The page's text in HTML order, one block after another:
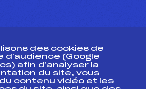
des cookies de
d’audience (Google
afin d’analyser la
du site, vous
contenu vidéo et les